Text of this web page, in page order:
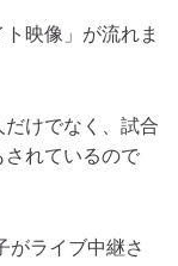
映像」が流れま
けでなく、試合
れているので
がライブ中継さ